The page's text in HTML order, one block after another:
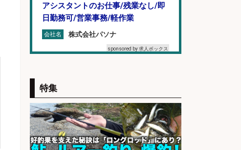
アシスタントのお仕事/残業なし/即
日勤務可/営業事務/軽作業
会社名 株式会社パソナ
sponsored by 求人ボックス
ッフ」/3つの働き方が選べる
会社名 株式会社旬
sponsored by 求人ボックス
福岡「現場監督」/釣り好き歓迎/残
特集